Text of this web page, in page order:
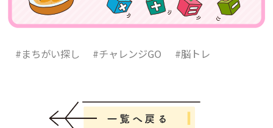
#まちがい探し #チャレンジGO #脳トレ